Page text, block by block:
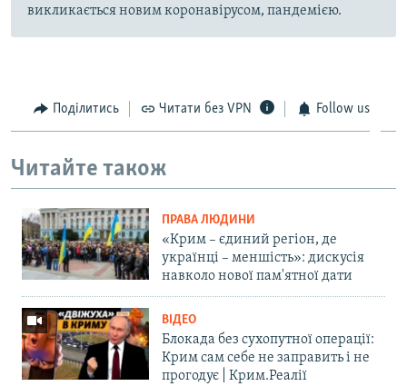
викликається новим коронавірусом, пандемією.
Поділитись Читати без VPN Follow us
Читайте також
ПРАВА ЛЮДИНИ
«Крим – єдиний регіон, де
українці – меншість»: дискусія
навколо нової пам'ятної дати
ВІДЕО
Блокада без сухопутної операції:
Крим сам себе не заправить і не
прогодує | Крим.Реалії